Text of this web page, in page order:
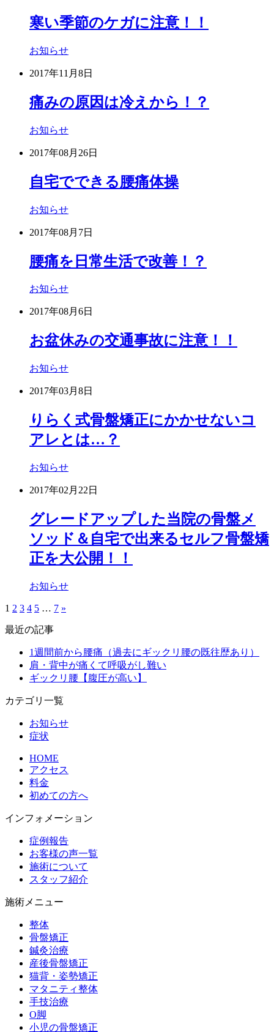
寒い季節のケガに注意！！
お知らせ
2017年11月8日
痛みの原因は冷えから！？
お知らせ
2017年08月26日
自宅でできる腰痛体操
お知らせ
2017年08月7日
腰痛を日常生活で改善！？
お知らせ
2017年08月6日
お盆休みの交通事故に注意！！
お知らせ
2017年03月8日
りらく式骨盤矯正にかかせないコ
アレとは…？
お知らせ
2017年02月22日
グレードアップした当院の骨盤メ
ソッド＆自宅で出来るセルフ骨盤矯
正を大公開！！
お知らせ
1 2 3 4 5 … 7 »
最近の記事
1週間前から腰痛（過去にギックリ腰の既往歴あり）
肩・背中が痛くて呼吸がし難い
ギックリ腰【腹圧が高い】
カテゴリ一覧
お知らせ
症状
HOME
アクセス
料金
初めての方へ
インフォメーション
症例報告
お客様の声一覧
施術について
スタッフ紹介
施術メニュー
整体
骨盤矯正
鍼灸治療
産後骨盤矯正
猫背・姿勢矯正
マタニティ整体
手技治療
O脚
小児の骨盤矯正